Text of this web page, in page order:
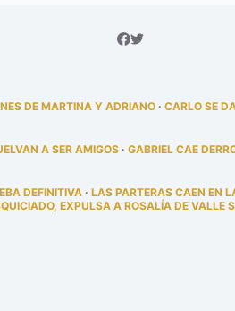
DE MARTINA Y ADRIANO ·CARLO SE
A SER AMIGOS ·GABRIEL CAE
DEFINITIVA ·LAS PARTERAS CAEN EN
EXPULSA A ROSALÍA DE VALLE